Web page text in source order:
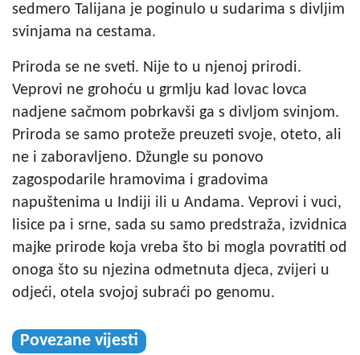
sedmero Talijana je poginulo u sudarima s divljim
svinjama na cestama.
Priroda se ne sveti. Nije to u njenoj prirodi.
Veprovi ne grohoću u grmlju kad lovac lovca
nadjene sačmom pobrkavši ga s divljom svinjom.
Priroda se samo proteže preuzeti svoje, oteto, ali
ne i zaboravljeno. Džungle su ponovo
zagospodarile hramovima i gradovima
napuštenima u Indiji ili u Andama. Veprovi i vuci,
lisice pa i srne, sada su samo predstraža, izvidnica
majke prirode koja vreba što bi mogla povratiti od
onoga što su njezina odmetnuta djeca, zvijeri u
odjeći, otela svojoj subraći po genomu.
Povezane vijesti